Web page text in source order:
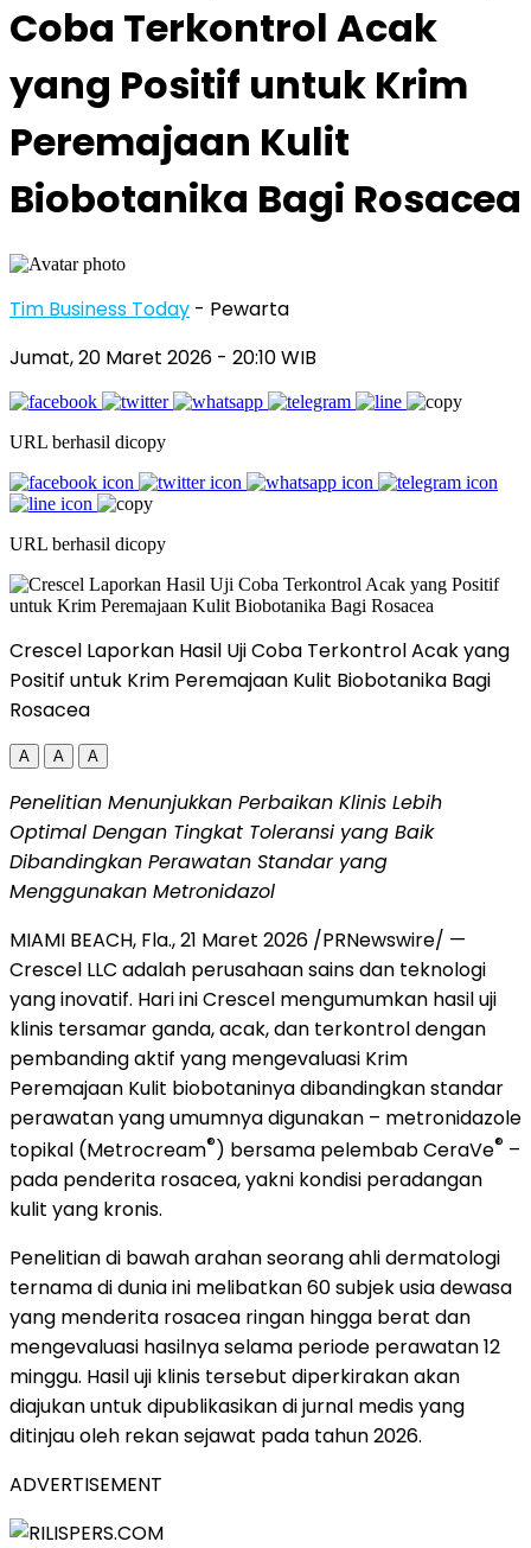
Coba Terkontrol Acak
yang Positif untuk Krim
Peremajaan Kulit
Biobotanika Bagi Rosacea
Tim Business Today - Pewarta
Jumat, 20 Maret 2026 - 20:10 WIB
URL berhasil dicopy
URL berhasil dicopy
Crescel Laporkan Hasil Uji Coba Terkontrol Acak yang
Positif untuk Krim Peremajaan Kulit Biobotanika Bagi
Rosacea
A A A
Penelitian Menunjukkan Perbaikan Klinis Lebih
Optimal Dengan Tingkat Toleransi yang Baik
Dibandingkan Perawatan Standar yang
Menggunakan Metronidazol
MIAMI BEACH, Fla.,21 Maret 2026 /PRNewswire/ —
Crescel LLC adalah perusahaan sains dan teknologi
yang inovatif. Hari ini Crescel mengumumkan hasil uji
klinis tersamar ganda, acak, dan terkontrol dengan
pembanding aktif yang mengevaluasi Krim
Peremajaan Kulit biobotaninya dibandingkan standar
perawatan yang umumnya digunakan – metronidazole
topikal (Metrocream®) bersama pelembab CeraVe® –
pada penderita rosacea, yakni kondisi peradangan
kulit yang kronis.
Penelitian di bawah arahan seorang ahli dermatologi
ternama di dunia ini melibatkan 60 subjek usia dewasa
yang menderita rosacea ringan hingga berat dan
mengevaluasi hasilnya selama periode perawatan 12
minggu. Hasil uji klinis tersebut diperkirakan akan
diajukan untuk dipublikasikan di jurnal medis yang
ditinjau oleh rekan sejawat pada tahun 2026.
ADVERTISEMENT